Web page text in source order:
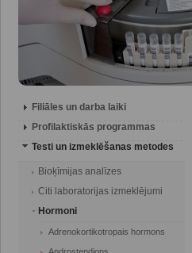
Filiāles un darba laiki
Profilaktiskās programmas
Testi un izmeklēšanas metodes
Bioķīmijas analīzes
Citi laboratorijas izmeklējumi
Hormoni
Adrenokortikotropais hormons